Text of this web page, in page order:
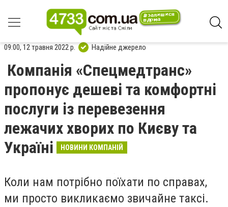
09:00, 12 травня 2022 р. Надійне джерело
Компанія «Спецмедтранс»
пропонує дешеві та комфортні
послуги із перевезення
лежачих хворих по Києву та
Україні
НОВИНИ КОМПАНІЙ
Коли нам потрібно поїхати по справах,
ми просто викликаємо звичайне таксі.